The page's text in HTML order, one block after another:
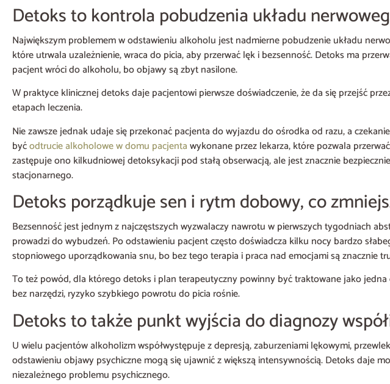
Detoks to kontrola pobudzenia układu
Największym problemem w odstawieniu alkoholu jest nadmierne pobudzenie układu
które utrwala uzależnienie, wraca do picia, aby przerwać lęk i bezsenność. Detoks ma
pacjent wróci do alkoholu, bo objawy są zbyt nasilone.
W praktyce klinicznej detoks daje pacjentowi pierwsze doświadczenie, że da się przejść
etapach leczenia.
Nie zawsze jednak udaje się przekonać pacjenta do wyjazdu do ośrodka od razu, a
byćodtrucie alkoholowe w domu pacjentawykonane przez lekarza, które pozwala
zastępuje ono kilkudniowej detoksykacji pod stałą obserwacją, ale jest znacznie
stacjonarnego.
Detoks porządkuje sen i rytm dobowy, co
Bezsenność jest jednym z najczęstszych wyzwalaczy nawrotu w pierwszych tygodniach
prowadzi do wybudzeń. Po odstawieniu pacjent często doświadcza kilku nocy bardzo
stopniowego uporządkowania snu, bo bez tego terapia i praca nad emocjami są znacznie
To też powód, dla którego detoks i plan terapeutyczny powinny być traktowane jako
bez narzędzi, ryzyko szybkiego powrotu do picia rośnie.
Detoks to także punkt wyjścia do diagnozy
U wielu pacjentów alkoholizm współwystępuje z depresją, zaburzeniami lękowymi,
odstawieniu objawy psychiczne mogą się ujawnić z większą intensywnością. Detoks daje
niezależnego problemu psychicznego.